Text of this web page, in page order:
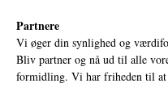
Partnere
Vi øger din synlighed og
Bliv partner og nå ud til alle
formidling. Vi har friheden til at